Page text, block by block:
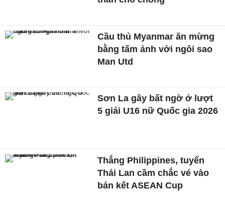
Cầu thủ Myanmar ăn mừng
bằng tấm ảnh với ngôi sao
Man Utd
Sơn La gây bất ngờ ở lượt
5 giải U16 nữ Quốc gia 2026
Thắng Philippines, tuyển
Thái Lan cầm chắc vé vào
bán kết ASEAN Cup